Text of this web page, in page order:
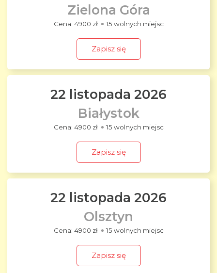
Zielona Góra
4900 zł 15 wolnych miejsc
Zapisz się
22 listopada 2026
Białystok
4900 zł 15 wolnych miejsc
Zapisz się
22 listopada 2026
Olsztyn
4900 zł 15 wolnych miejsc
Zapisz się